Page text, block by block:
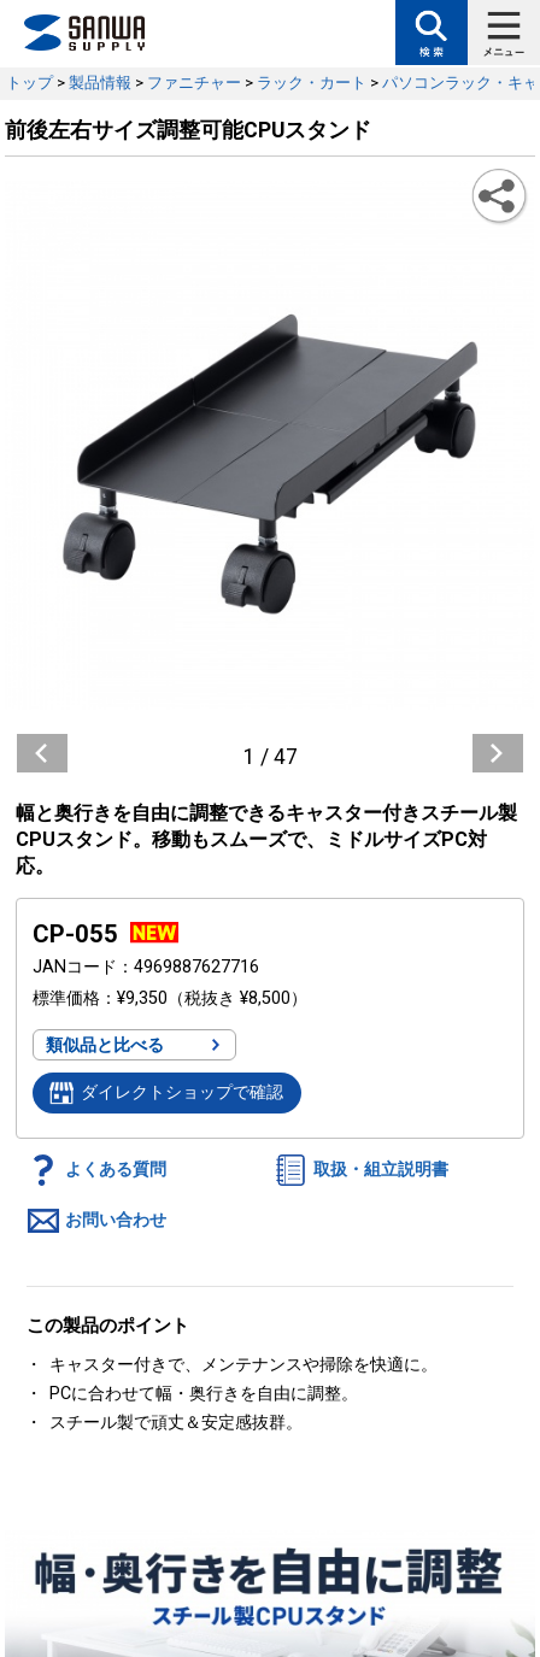
トップ> 製品情報 > ファニチャー > ラック・カート > パソコンラック・キ
前後左右サイズ調整可能CPUスタンド
1 / 47
幅と奥行きを自由に調整できるキャスター付きスチール製
CPUスタンド。移動もスムーズで、ミドルサイズPC対
応。
CP-055
JANコード
4969887627716
標準価格
¥9,350 （税抜き ¥8,500）
類似品と比べる
ダイレクトショップで確認
よくある質問 取扱・組立説明書
お問い合わせ
この製品のポイント
キャスター付きで、メンテナンスや掃除を快適に。
PCに合わせて幅・奥行きを自由に調整。
スチール製で頑丈＆安定感抜群。